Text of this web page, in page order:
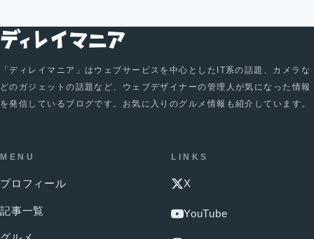
「ディレイマニア」はウェブサービスを中心としたIT系の話題、カメラな
どのガジェットの話題など、ウェブデザイナーの管理人が気になった情報
を発信しているブログです。お気に入りのグルメ情報も紹介しています。
MENU
プロフィール
記事一覧
LINKS
X
YouTube